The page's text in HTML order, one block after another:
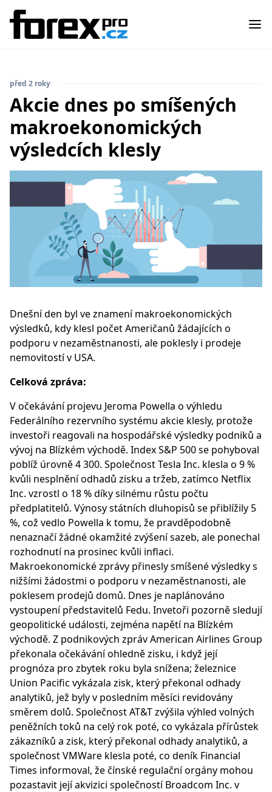
před 2 roky
Akcie dnes po smíšených
makroekonomických
výsledcích klesly
Dnešní den byl ve znamení makroekonomických
výsledků, kdy klesl počet Američanů žádajících o
podporu v nezaměstnanosti, ale poklesly i prodeje
nemovitostí v USA.
Celková zpráva:
V očekávání projevu Jeroma Powella o výhledu
Federálního rezervního systému akcie klesly, protože
investoři reagovali na hospodářské výsledky podniků a
vývoj na Blízkém východě. Index S&P 500 se pohyboval
poblíž úrovně 4 300. Společnost Tesla Inc. klesla o 9 %
kvůli nesplnění odhadů zisku a tržeb, zatímco Netflix
Inc. vzrostl o 18 % díky silnému růstu počtu
předplatitelů. Výnosy státních dluhopisů se přiblížily 5
%, což vedlo Powella k tomu, že pravděpodobně
nenaznačí žádné okamžité zvýšení sazeb, ale ponechal
rozhodnutí na prosinec kvůli inflaci.
Makroekonomické zprávy přinesly smíšené výsledky s
nižšími žádostmi o podporu v nezaměstnanosti, ale
poklesem prodejů domů. Dnes je naplánováno
vystoupení představitelů Fedu. Invetoři pozorně sledují
geopolitické události, zejména napětí na Blízkém
východě. Z podnikových zpráv American Airlines Group
překonala očekávání ohledně zisku, i když její
prognóza pro zbytek roku byla snížena; železnice
Union Pacific vykázala zisk, který překonal odhady
analytiků, jež byly v posledním měsíci revidovány
směrem dolů. Společnost AT&T zvýšila výhled volných
peněžních toků na celý rok poté, co vykázala přírůstek
zákazníků a zisk, který překonal odhady analytiků, a
společnost VMWare klesla poté, co deník Financial
Times informoval, že čínské regulační orgány mohou
pozastavit její akvizici společností Broadcom Inc. v